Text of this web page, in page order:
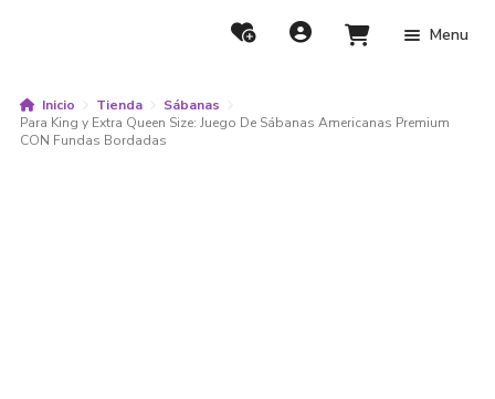
Menu
Inicio Tienda
Sábanas
Para King y Extra Queen Size: Juego De Sábanas Americanas Premium
CON Fundas Bordadas